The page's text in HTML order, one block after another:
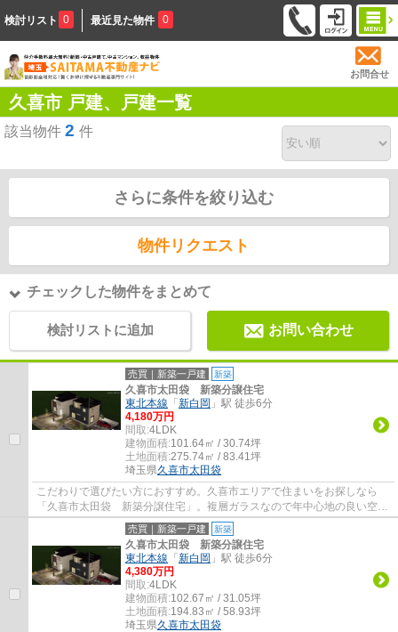
検討リスト 0 最近見た物件 0
お問合せ
久喜市 戸建、戸建一覧
該当物件 2 件
さらに条件を絞り込む
物件リクエスト
チェックした物件をまとめて
検討リストに追加 お問い合わせ
売買｜新築一戸建 新築
久喜市太田袋 新築分譲住宅
東北本線 「 新白岡 」駅 徒歩6分
4,180万円
間取:4LDK
建物面積:101.64㎡ / 30.74坪
土地面積:275.74㎡ / 83.41坪
埼玉県久喜市太田袋
こだわりで選びたい方におすすめ。久喜市エリアで住まいをお探しなら
「久喜市太田袋 新築分譲住宅」。複層ガラスなので年中心地の良い空間
で電気料金の節約もできます。新築の戸建て...
売買｜新築一戸建 新築
久喜市太田袋 新築分譲住宅
東北本線 「 新白岡 」駅 徒歩6分
4,380万円
間取:4LDK
建物面積:102.67㎡ / 31.05坪
土地面積:194.83㎡ / 58.93坪
埼玉県久喜市太田袋